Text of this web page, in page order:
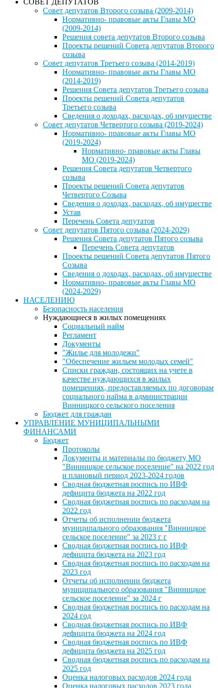
СОВЕТ ДЕПУТАТОВ
Совет депутатов Второго созыва (2009-2014)
Нормативно- правовые акты Главы МО
(2009-2014)
Решения совета депутатов Второго созыва
Проекты решений Совета депутатов Второго
созыва
Совет депутатов Третьего созыва (2014-2019)
Нормативно- правовые акты Главы МО
(2014-2019)
Решения Совета депутатов Третьего созыва
Проекты решений Совета депутатов
Третьего созыва
Сведения о доходах, расходах, об имуществе
Совет депутатов Четвертого созыва (2019-2024)
Нормативно- правовые акты Главы МО
(2019-2024)
Нормативно- правовые акты Главы
МО (2019-2024)
Решения Совета депутатов Четвертого
созыва
Проекты решений Совета депутатов
Четвертого Созыва
Сведения о доходах, расходах, об имуществе
Устав
Перечень Совета депутатов
Совет депутатов Пятого созыва (2024-2029)
Решения Совета депутатов Пятого созыва
Перечень Совета депутатов
Проекты решений Совета депутатов Пятого
Созыва
Сведения о доходах, расходах, об имуществе
Нормативно- правовые акты Главы МО
(2024-2029)
НАСЕЛЕНИЮ
Безопасность населения
Нуждающиеся в жилых помещениях
Социальный найм
Регламент
Документы
"Жилье для молодежи"
"Обеспечение жильем молодых семей"
Списки граждан, состоящих на учете в
качестве нуждающихся в жилых
помещениях, предоставляемых по договорам
социального найма в администрации
Винницкого сельского поселения
Бюджет для граждан
УПРАВЛЕНИЕ МУНИЦИПАЛЬНЫМИ
ФИНАНСАМИ
Бюджет
Протоколы
Документы и материалы по бюджету МО
"Винницкое сельское поселение" на 2022 год
и плановый период 2023-2024 годов
Сводная бюджетная роспись по ИВФ
дефицита бюджета на 2022 год
Сводная бюджетная роспись по расходам на
2022 год
Отчеты об исполнении бюджета
муниципального образования "Винницкое
сельское поселение" за 2023 г г
Сводная бюджетная роспись по ИВФ
дефицита бюджета на 2023 год
Сводная бюджетная роспись по расходам на
2023 год
Отчеты об исполнении бюджета
муниципального образования "Винницкое
сельское поселение" за 2024 г
Сводная бюджетная роспись по расходам на
2024 год
Сводная бюджетная роспись по ИВФ
дефицита бюджета на 2024 год
Сводная бюджетная роспись по ИВФ
дефицита бюджета на 2025 год
Сводная бюджетная роспись по расходам на
2025 год
Оценка налоговых расходов 2024 года
Оценка налоговых расходов 2023 года